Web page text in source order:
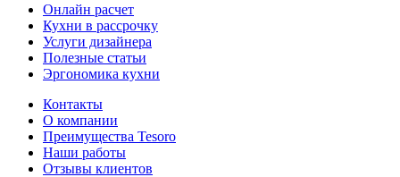
Онлайн расчет
Кухни в рассрочку
Услуги дизайнера
Полезные статьи
Эргономика кухни
Контакты
О компании
Преимущества Tesoro
Наши работы
Отзывы клиентов